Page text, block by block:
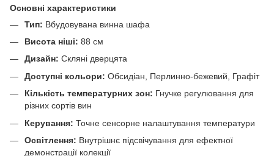
Основні характеристики
Тип: Вбудовувана винна шафа
Висота ніші: 88 см
Дизайн: Скляні дверцята
Доступні кольори: Обсидіан, Перлинно-бежевий, Графіт
Кількість температурних зон: Гнучке регулювання для
різних сортів вин
Керування: Точне сенсорне налаштування температури
Освітлення: Внутрішнє підсвічування для ефектної
демонстрації колекції